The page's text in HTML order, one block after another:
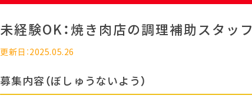
未経験OK：焼き肉店の調理補助スタッフ
更新日：2025.05.26
募集内容（ぼしゅうないよう）